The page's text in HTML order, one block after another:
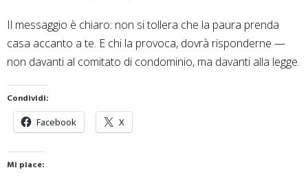
Il messaggio è chiaro: non si tollera che la paura prenda
casa accanto a te. E chi la provoca, dovrà risponderne —
non davanti al comitato di condominio, ma davanti alla legge.
Condividi:
Facebook X
Mi piace: